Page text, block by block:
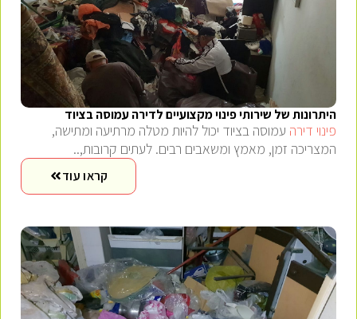
היתרונות של שירותי פינוי מקצועיים לדירה עמוסה בציוד
פינוי דירה עמוסה בציוד יכול להיות מטלה מרתיעה ומתישה,
המצריכה זמן, מאמץ ומשאבים רבים. לעתים קרובות,..
קראו עוד